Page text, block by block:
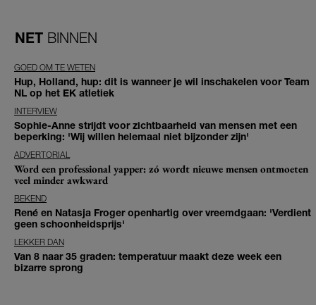
NET BINNEN
GOED OM TE WETEN
Hup, Holland, hup: dit is wanneer je wil inschakelen voor Team
NL op het EK atletiek
INTERVIEW
Sophie-Anne strijdt voor zichtbaarheid van mensen met een
beperking: 'Wij willen helemaal niet bijzonder zijn'
ADVERTORIAL
Word een professional yapper: zó wordt nieuwe mensen ontmoeten
veel minder awkward
BEKEND
René en Natasja Froger openhartig over vreemdgaan: 'Verdient
geen schoonheidsprijs'
LEKKER DAN
Van 8 naar 35 graden: temperatuur maakt deze week een
bizarre sprong